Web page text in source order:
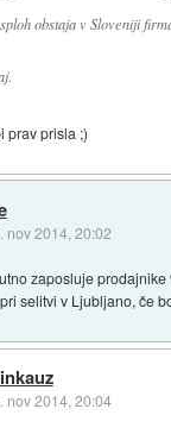
obstaja v Sloveniji
prav prisla ;)
nov 2014, 20:02
zaposluje
selitvi v Ljubljano, če
nov 2014, 20:04